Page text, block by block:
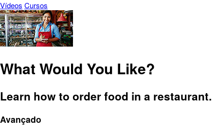
Vídeos Cursos
What Would You Like?
Learn how to order food in a restaurant.
Avançado